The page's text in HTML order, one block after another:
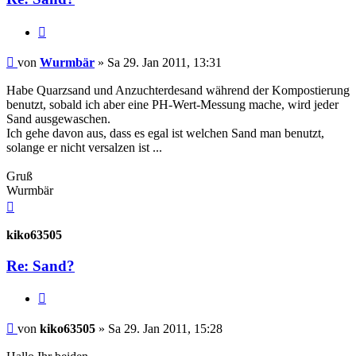
Beitrag
von Wurmbär » Sa 29. Jan 2011, 13:31
Habe Quarzsand und Anzuchterdesand während der Kompostierung
benutzt, sobald ich aber eine PH-Wert-Messung mache, wird jeder
Sand ausgewaschen.
Ich gehe davon aus, dass es egal ist welchen Sand man benutzt,
solange er nicht versalzen ist ...
Gruß
Wurmbär
kiko63505
Re: Sand?
Beitrag
von kiko63505 » Sa 29. Jan 2011, 15:28